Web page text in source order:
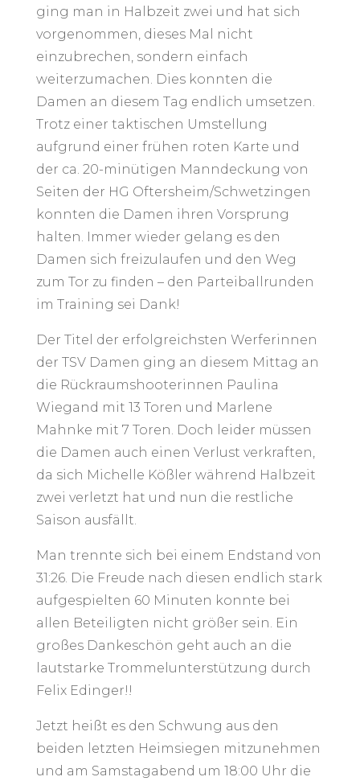
ging man in Halbzeit zwei und hat sich
vorgenommen, dieses Mal nicht
einzubrechen, sondern einfach
weiterzumachen. Dies konnten die
Damen an diesem Tag endlich umsetzen.
Trotz einer taktischen Umstellung
aufgrund einer frühen roten Karte und
der ca. 20-minütigen Manndeckung von
Seiten der HG Oftersheim/Schwetzingen
konnten die Damen ihren Vorsprung
halten. Immer wieder gelang es den
Damen sich freizulaufen und den Weg
zum Tor zu finden – den Parteiballrunden
im Training sei Dank!
Der Titel der erfolgreichsten Werferinnen
der TSV Damen ging an diesem Mittag an
die Rückraumshooterinnen Paulina
Wiegand mit 13 Toren und Marlene
Mahnke mit 7 Toren. Doch leider müssen
die Damen auch einen Verlust verkraften,
da sich Michelle Kößler während Halbzeit
zwei verletzt hat und nun die restliche
Saison ausfällt.
Man trennte sich bei einem Endstand von
31:26. Die Freude nach diesen endlich stark
aufgespielten 60 Minuten konnte bei
allen Beteiligten nicht größer sein. Ein
großes Dankeschön geht auch an die
lautstarke Trommelunterstützung durch
Felix Edinger!!
Jetzt heißt es den Schwung aus den
beiden letzten Heimsiegen mitzunehmen
und am Samstagabend um 18:00 Uhr die